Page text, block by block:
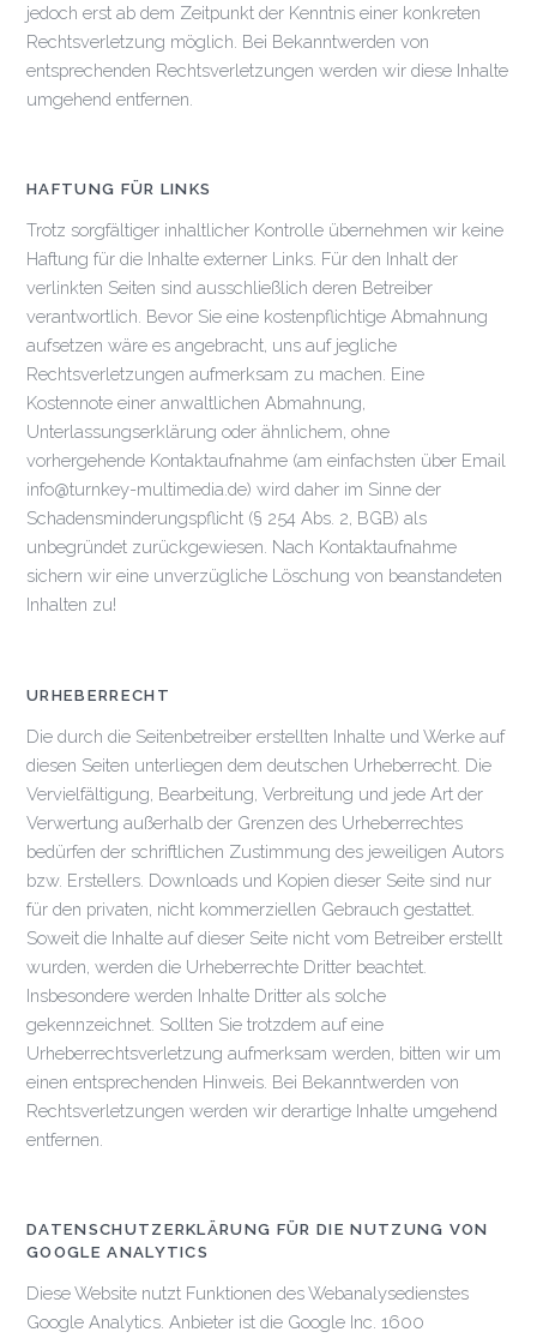
jedoch erst ab dem Zeitpunkt der Kenntnis einer konkreten
Rechtsverletzung möglich. Bei Bekanntwerden von
entsprechenden Rechtsverletzungen werden wir diese Inhalte
umgehend entfernen.
HAFTUNG FÜR LINKS
Trotz sorgfältiger inhaltlicher Kontrolle übernehmen wir keine
Haftung für die Inhalte externer Links. Für den Inhalt der
verlinkten Seiten sind ausschließlich deren Betreiber
verantwortlich. Bevor Sie eine kostenpflichtige Abmahnung
aufsetzen wäre es angebracht, uns auf jegliche
Rechtsverletzungen aufmerksam zu machen. Eine
Kostennote einer anwaltlichen Abmahnung,
Unterlassungserklärung oder ähnlichem, ohne
vorhergehende Kontaktaufnahme (am einfachsten über Email
info@turnkey-multimedia.de) wird daher im Sinne der
Schadensminderungspflicht (§ 254 Abs. 2, BGB) als
unbegründet zurückgewiesen. Nach Kontaktaufnahme
sichern wir eine unverzügliche Löschung von beanstandeten
Inhalten zu!
URHEBERRECHT
Die durch die Seitenbetreiber erstellten Inhalte und Werke auf
diesen Seiten unterliegen dem deutschen Urheberrecht. Die
Vervielfältigung, Bearbeitung, Verbreitung und jede Art der
Verwertung außerhalb der Grenzen des Urheberrechtes
bedürfen der schriftlichen Zustimmung des jeweiligen Autors
bzw. Erstellers. Downloads und Kopien dieser Seite sind nur
für den privaten, nicht kommerziellen Gebrauch gestattet.
Soweit die Inhalte auf dieser Seite nicht vom Betreiber erstellt
wurden, werden die Urheberrechte Dritter beachtet.
Insbesondere werden Inhalte Dritter als solche
gekennzeichnet. Sollten Sie trotzdem auf eine
Urheberrechtsverletzung aufmerksam werden, bitten wir um
einen entsprechenden Hinweis. Bei Bekanntwerden von
Rechtsverletzungen werden wir derartige Inhalte umgehend
entfernen.
DATENSCHUTZERKLÄRUNG FÜR DIE NUTZUNG VON
GOOGLE ANALYTICS
Diese Website nutzt Funktionen des Webanalysedienstes
Google Analytics. Anbieter ist die Google Inc. 1600